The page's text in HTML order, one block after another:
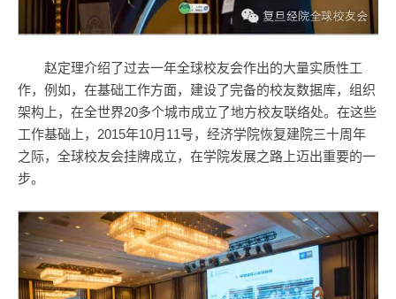
赵定理介绍了过去一年全球校友会作出的大量实质性工
作，例如，在基础工作方面，建设了完备的校友数据库，组织
架构上，在全世界20多个城市成立了地方校友联络处。在这些
工作基础上，2015年10月11号，经济学院恢复建院三十周年
之际，全球校友会挂牌成立，在学院发展之路上迈出重要的一
步。